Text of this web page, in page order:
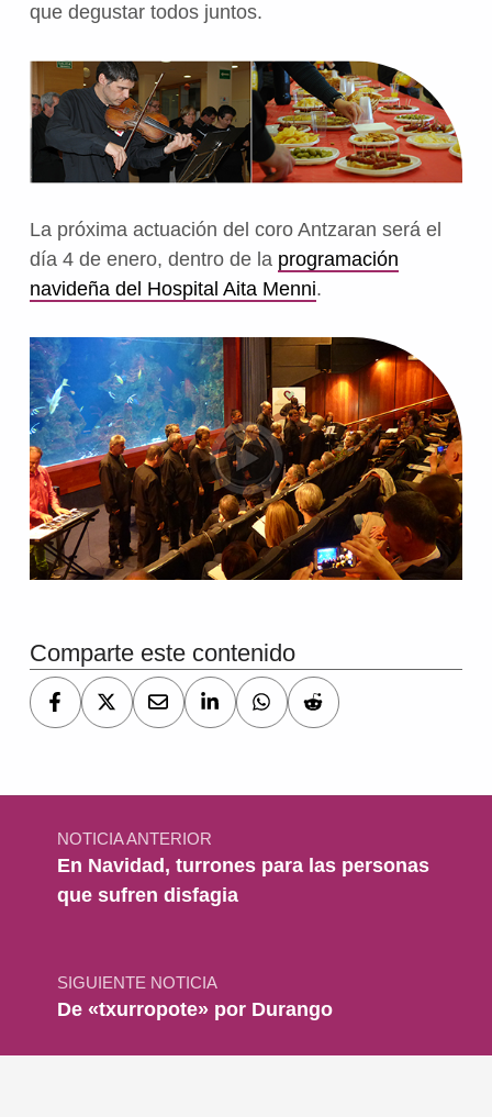
que degustar todos juntos.
La próxima actuación del coro Antzaran será el
día 4 de enero, dentro de la programación
navideña del Hospital Aita Menni.
Volver a la navegación principal
Comparte este contenido
Navegación de entradas
NOTICIA ANTERIOR
En Navidad, turrones para las personas
que sufren disfagia
SIGUIENTE NOTICIA
De «txurropote» por Durango